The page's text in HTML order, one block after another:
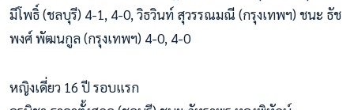
มีโพธิ์ (ชลบุรี) 4-1, 4-0, วิธวินท์ สุวรรณมณี (กรุงเทพฯ) ชนะ ธัช
พงศ์ พัฒนกูล (กรุงเทพฯ) 4-0, 4-0
หญิงเดี่ยว 16 ปี รอบแรก